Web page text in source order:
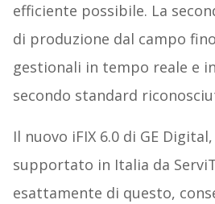
efficiente possibile. La
di produzione dal campo
gestionali in tempo reale e
secondo standard
Il nuovo iFIX 6.0 di GE
supportato in Italia da
esattamente di questo,